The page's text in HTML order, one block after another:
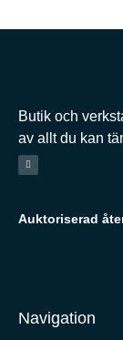
Butik och
av allt du kan
Auktoriserad
Navigation